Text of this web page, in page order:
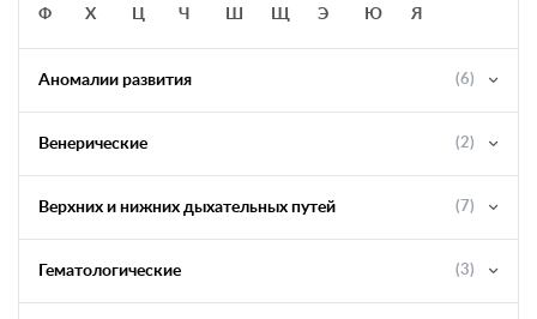
Ф Х Ц Ч Ш Щ Э Ю Я
Аномалии развития (6)
Венерические (2)
Верхних и нижних дыхательных путей (7)
Гематологические (3)